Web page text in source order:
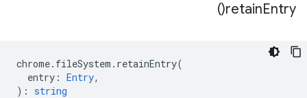
retainEntry(
)
chrome. fileSystem . retainEntry(
entry : Entry,
) : string